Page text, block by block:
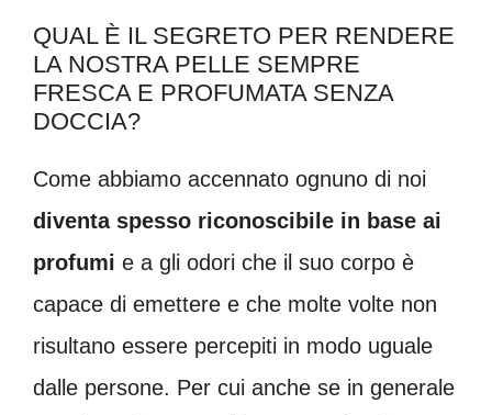
QUAL È IL SEGRETO PER RENDERE
LA NOSTRA PELLE SEMPRE
FRESCA E PROFUMATA SENZA
DOCCIA?
Come abbiamo accennato ognuno di noi
diventa spesso riconoscibile in base ai
profumi e a gli odori che il suo corpo è
capace di emettere e che molte volte non
risultano essere percepiti in modo uguale
dalle persone. Per cui anche se in generale